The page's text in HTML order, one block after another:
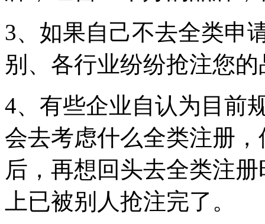
3、如果自己不去全类申
别、各行业纷纷抢注您的
4、有些企业自认为目前
会去考虑什么全类注册
后，再想回头去全类注
上已被别人抢注完了。